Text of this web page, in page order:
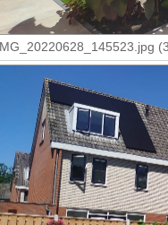
IMG_20220628_145523.jpg